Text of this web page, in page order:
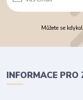
Můžete se
INFORMACE